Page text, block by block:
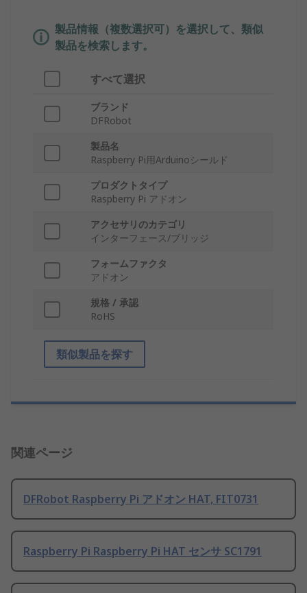
製品情報（複数選択可）を選択して、類似
製品を検索します。
すべて選択
ブランド
DFRobot
製品名
Raspberry Pi用Arduinoシールド
プロダクトタイプ
Raspberry Pi アドオン
アクセサリのカテゴリ
インターフェース/ブリッジ
フォームファクタ
アドオン
規格 / 承認
RoHS
類似製品を探す
関連ページ
DFRobot Raspberry Pi アドオン HAT, FIT0731
Raspberry Pi Raspberry Pi HAT センサ SC1791